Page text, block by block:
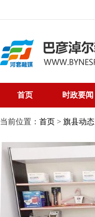
首页 时政要闻
当前位置： 首页 > 旗县动态